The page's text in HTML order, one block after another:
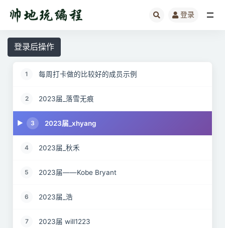
登录
登录后操作
1 每周打卡做的比较好的成员示例
2 2023届_落雪无痕
3 2023届_xhyang
4 2023届_秋禾
5 2023届——Kobe Bryant
6 2023届_浩
7 2023届 will1223